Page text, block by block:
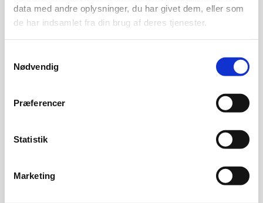
data med andre oplysninger, du har givet dem, eller som
de har indsamlet fra din brug af deres tjenester.
Nødvendig
Præferencer
Statistik
Marketing
Produkter
Aktører